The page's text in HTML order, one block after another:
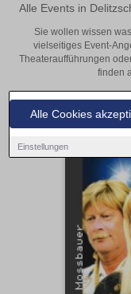
Alle Cookies
Einstellungen
Alle Events in
Sie wollen wissen
vielseitiges Event-
Theateraufführungen
finden